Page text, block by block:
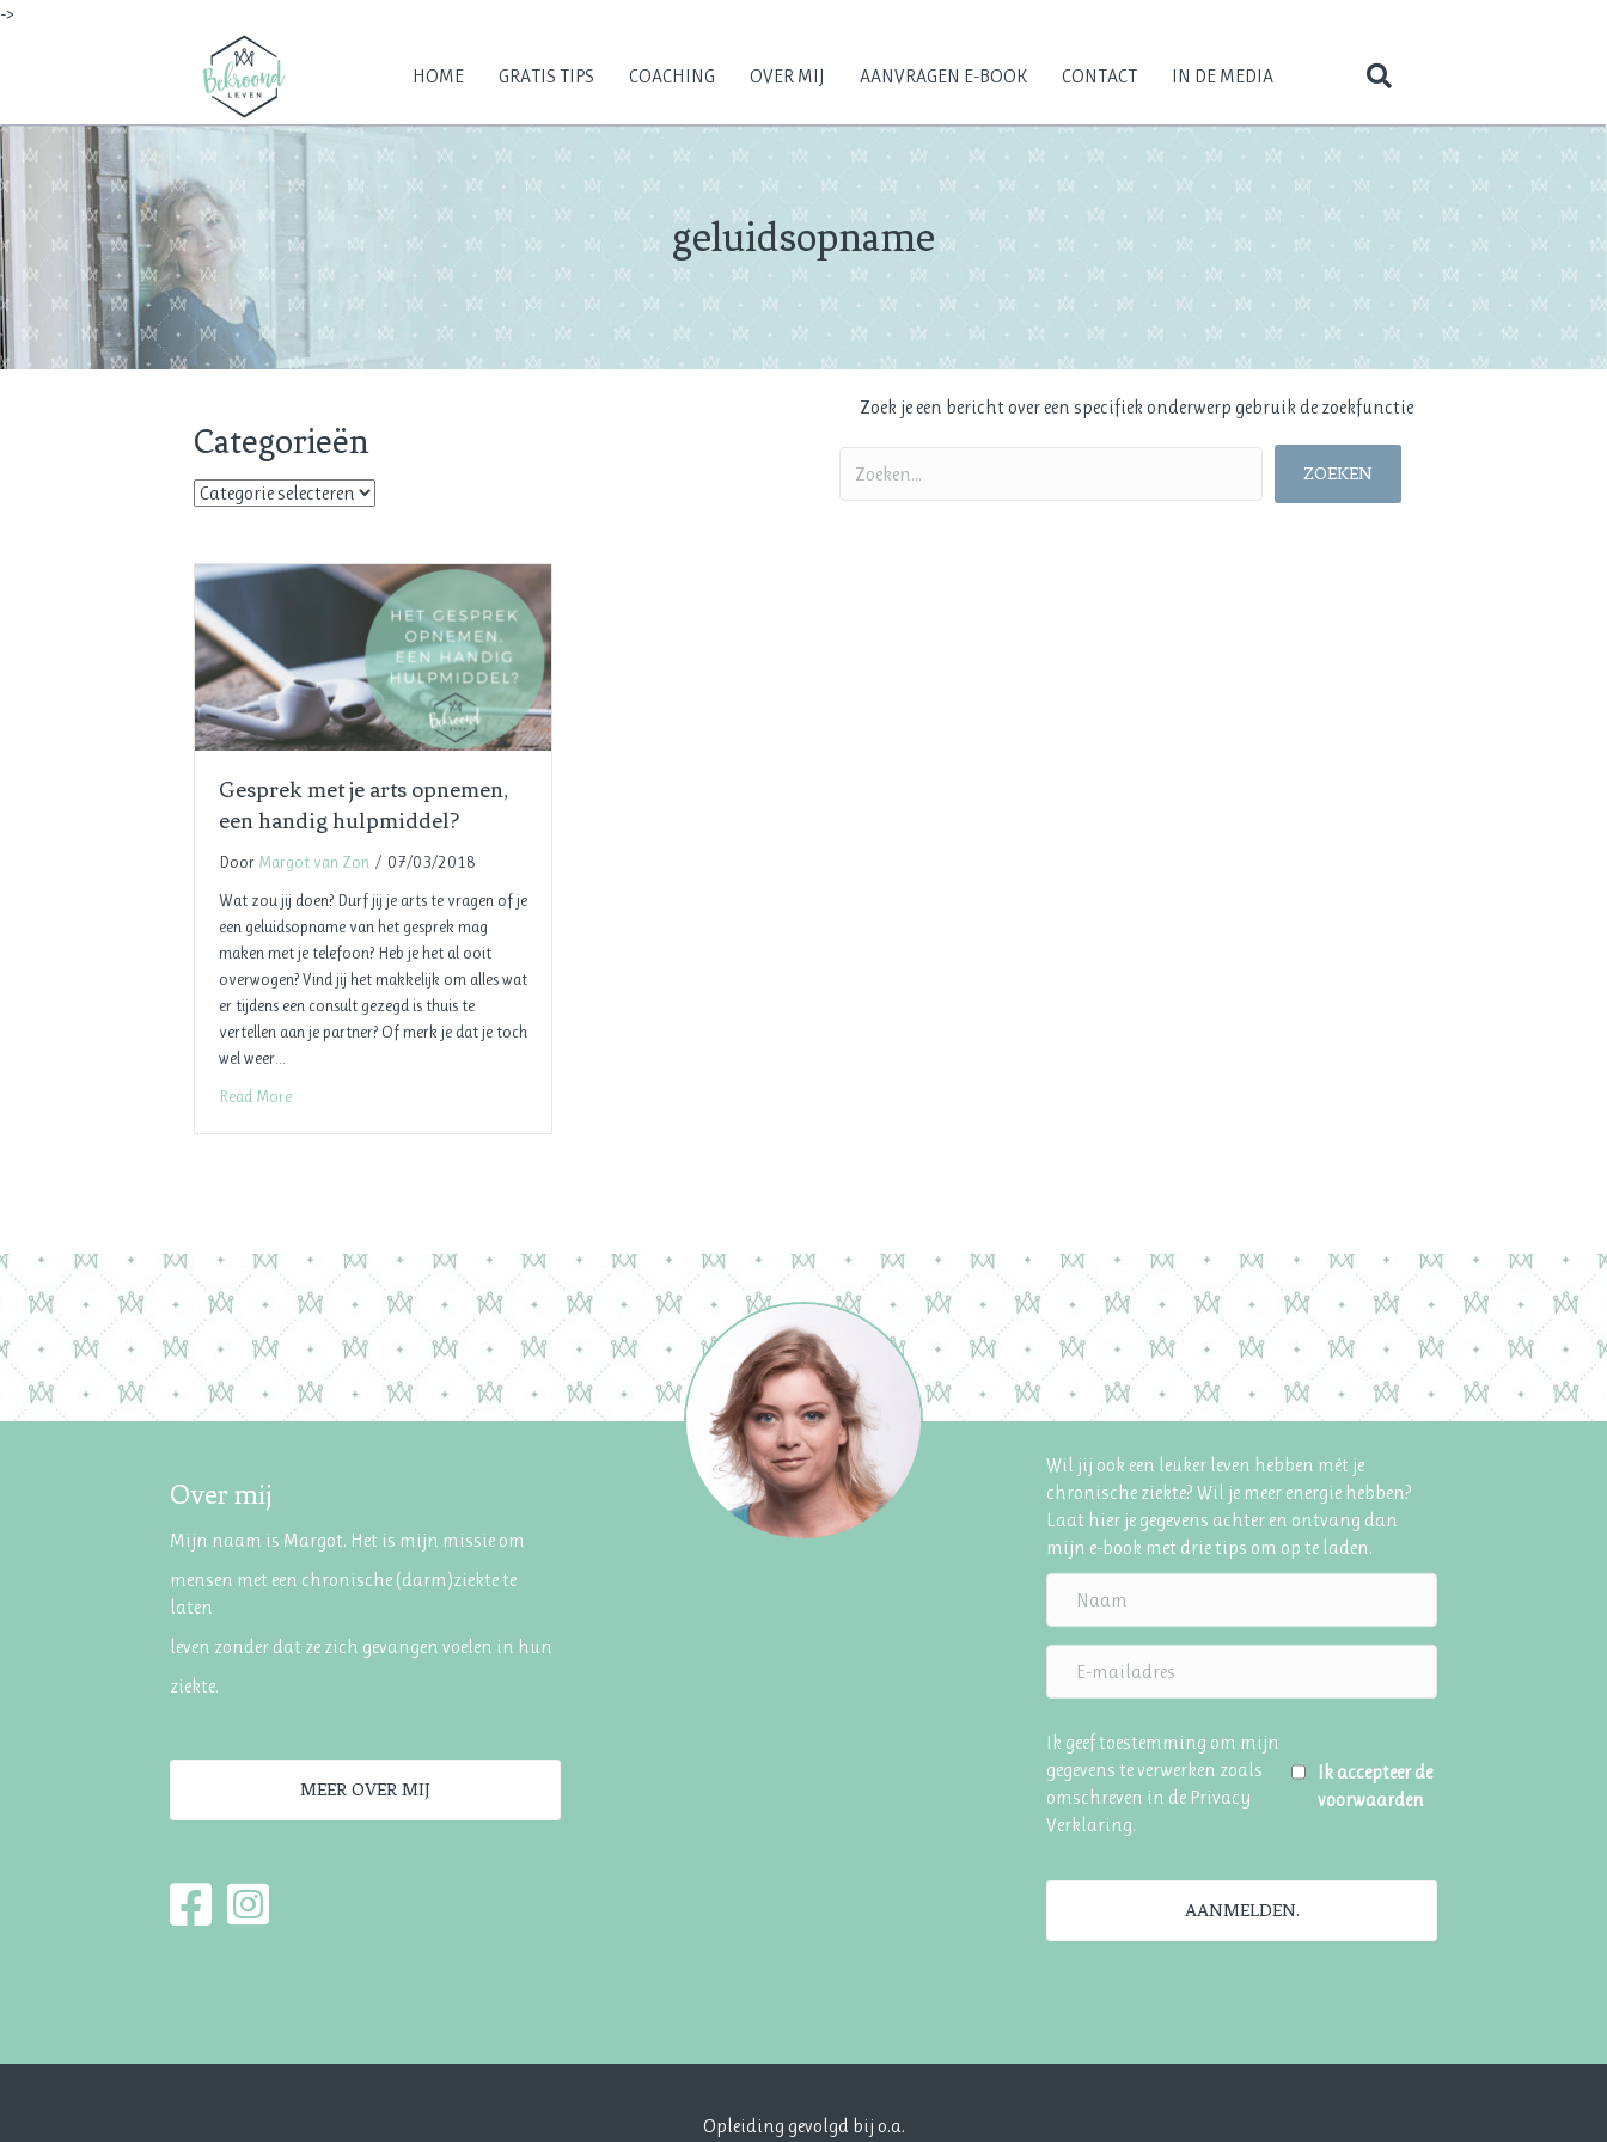
->
HOME GRATIS TIPS COACHING OVER MIJ AANVRAGEN E-BOOK CONTACT IN DE MEDIA
geluidsopname
Categorieën
Categorieën
Zoek je een bericht over een specifiek onderwerp gebruik de zoekfunctie
ZOEKEN
Gesprek met je arts opnemen,
een handig hulpmiddel?
Door Margot van Zon / 07/03/2018
Wat zou jij doen? Durf jij je arts te vragen of je
een geluidsopname van het gesprek mag
maken met je telefoon? Heb je het al ooit
overwogen? Vind jij het makkelijk om alles wat
er tijdens een consult gezegd is thuis te
vertellen aan je partner? Of merk je dat je toch
wel weer…
Read More
Over mij
Mijn naam is Margot. Het is mijn missie om
mensen met een chronische (darm)ziekte te
laten
leven zonder dat ze zich gevangen voelen in hun
ziekte.
MEER OVER MIJ
Wil jij ook een leuker leven hebben mét je
chronische ziekte? Wil je meer energie hebben?
Laat hier je gegevens achter en ontvang dan
mijn e-book met drie tips om op te laden.
Ik geef toestemming om mijn
gegevens te verwerken zoals
omschreven in de Privacy
Verklaring.
Ik accepteer de
voorwaarden
AANMELDEN.
Opleiding gevolgd bij o.a.